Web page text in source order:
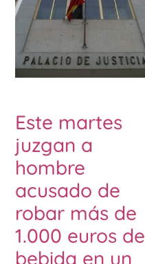
Este martes
juzgan a
hombre
acusado de
robar más de
1.000 euros de
bebida en un